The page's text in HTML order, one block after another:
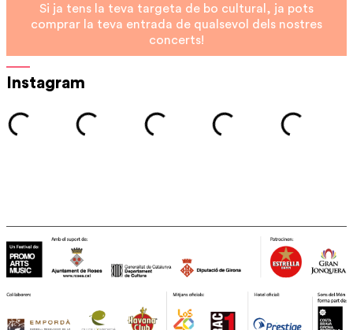
Si ja tens la teva targeta de bo cultural, ja pots
comprar la teva entrada de qualsevol dels nostres
concerts!
Instagram